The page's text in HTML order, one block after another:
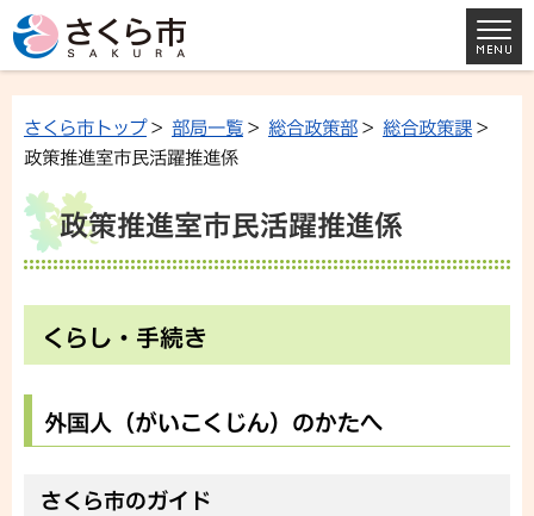
さくら市トップ> 部局一覧 > 総合政策部 > 総合政策課 >
政策推進室市民活躍推進係
政策推進室市民活躍推進係
くらし・手続き
外国人（がいこくじん）のかたへ
さくら市のガイド